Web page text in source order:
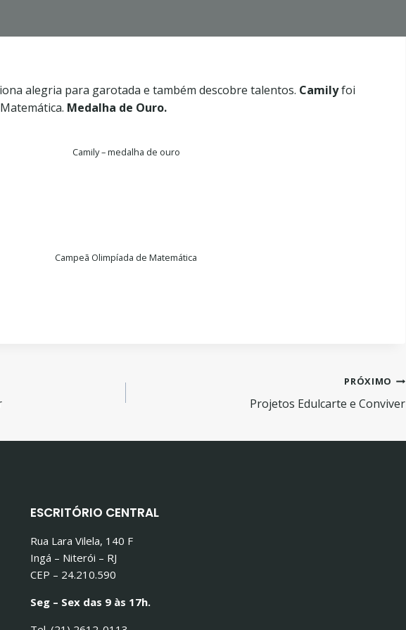
alegria para garotada e também descobre talentos. Camilyfoi
Medalha de Ouro.
Camily – medalha de ouro
Campeã Olimpíada de Matemática
PRÓXIMO
Projetos Edulcarte e Conviver
ESCRITÓRIO CENTRAL
Rua Lara Vilela, 140 F
Ingá – Niterói – RJ
CEP – 24.210.590
Seg – Sex das 9 às 17h.